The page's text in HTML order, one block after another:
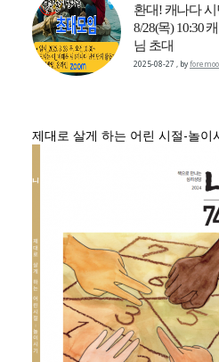
환대! 캐나다
8/28(목) 10:30
님 초대
2025-08-27 , by
제대로 살게 하는 어린 시절-놀이